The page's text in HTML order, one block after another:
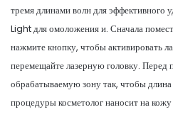
тремя длинами волн для эффективного
Light для омоложения и. Сначала
нажмите кнопку, чтобы активировать
перемещайте лазерную головку.
обрабатываемую зону так, чтобы
процедуры косметолог наносит на кожу